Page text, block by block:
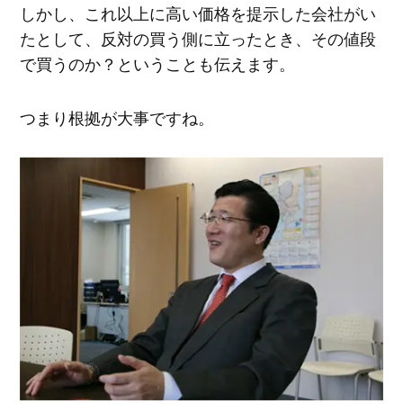
しかし、これ以上に高い価格を提示した会社がい
たとして、反対の買う側に立ったとき、その値段
で買うのか？ということも伝えます。
つまり根拠が大事ですね。